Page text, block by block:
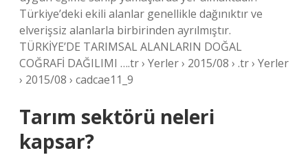
Türkiye’deki ekili alanlar genellikle dağınıktır ve
elverişsiz alanlarla birbirinden ayrılmıştır.
TÜRKİYE’DE TARIMSAL ALANLARIN DOĞAL
COĞRAFİ DAĞILIMI ….tr › Yerler › 2015/08 › .tr › Yerler
› 2015/08 › cadcae11_9
Tarım sektörü neleri
kapsar?